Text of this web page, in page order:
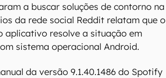
a buscar soluções de contorno na
da rede social Reddit relatam que o
aplicativo resolve a situação em
sistema operacional Android.
da versão 9.1.40.1486 do Spotify